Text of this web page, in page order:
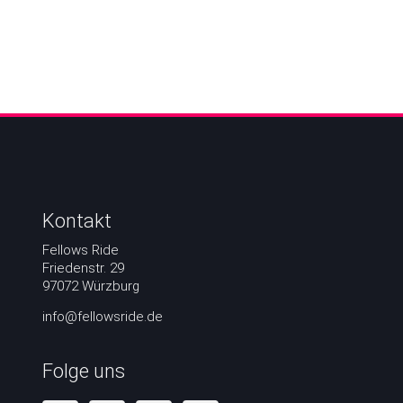
Kontakt
Fellows Ride
Friedenstr. 29
97072 Würzburg
info@fellowsride.de
Folge uns